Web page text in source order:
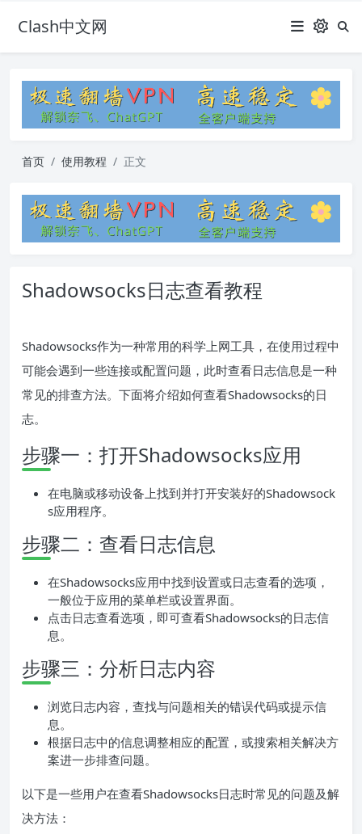
Clash中文网
首页 使用教程 正文
Shadowsocks日志查看教程
Shadowsocks作为一种常用的科学上网工具，在使用过程中
可能会遇到一些连接或配置问题，此时查看日志信息是一种
常见的排查方法。下面将介绍如何查看Shadowsocks的日
志。
步骤一：打开Shadowsocks应用
在电脑或移动设备上找到并打开安装好的Shadowsock
s应用程序。
步骤二：查看日志信息
在Shadowsocks应用中找到设置或日志查看的选项，
一般位于应用的菜单栏或设置界面。
点击日志查看选项，即可查看Shadowsocks的日志信
息。
步骤三：分析日志内容
浏览日志内容，查找与问题相关的错误代码或提示信
息。
根据日志中的信息调整相应的配置，或搜索相关解决方
案进一步排查问题。
以下是一些用户在查看Shadowsocks日志时常见的问题及解
决方法：